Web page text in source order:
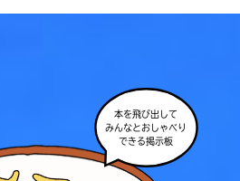
本を飛び出して
みんなとおしゃべり
できる掲示板